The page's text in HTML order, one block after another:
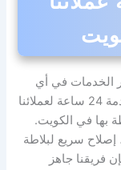
الخدمات في أي
خدمة 24 ساعة لعملائنا
بها في الكويت.
سريع لبلاطة
فريقنا جاهز